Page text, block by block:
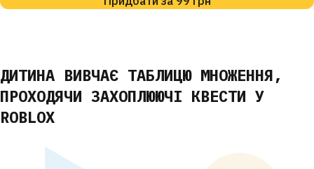
ДИТИНА ВИВЧАЄ ТАБЛИЦЮ МНОЖЕННЯ,
ПРОХОДЯЧИ ЗАХОПЛЮЮЧІ КВЕСТИ У
ROBLOX